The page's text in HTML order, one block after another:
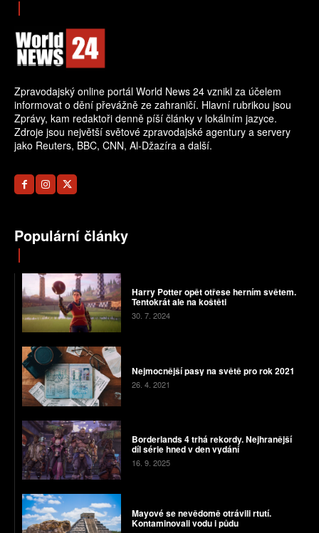
Zpravodajský online portál World News 24 vznikl za účelem
informovat o dění převážně ze zahraničí. Hlavní rubrikou jsou
Zprávy, kam redaktoři denně píší články v lokálním jazyce.
Zdroje jsou největší světové zpravodajské agentury a servery
jako Reuters, BBC, CNN, Al-Džazíra a další.
Populární články
Harry Potter opět otřese herním světem.
Tentokrát ale na koštěti
30. 7. 2024
Nejmocnější pasy na světě pro rok 2021
26. 4. 2021
Borderlands 4 trhá rekordy. Nejhranější
díl série hned v den vydání
16. 9. 2025
Mayové se nevědomě otrávili rtutí.
Kontaminovali vodu i půdu